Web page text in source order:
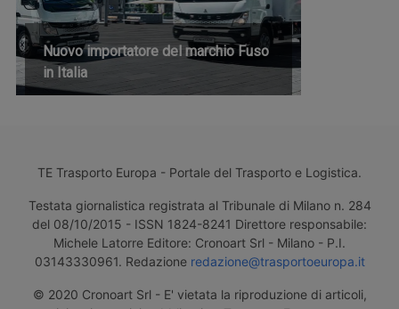
Nuovo importatore del marchio Fuso
in Italia
TE Trasporto Europa - Portale del Trasporto e Logistica.
Testata giornalistica registrata al Tribunale di Milano n. 284
del 08/10/2015 - ISSN 1824-8241 Direttore responsabile:
Michele Latorre Editore: Cronoart Srl - Milano - P.I.
03143330961. Redazione redazione@trasportoeuropa.it
© 2020 Cronoart Srl - E' vietata la riproduzione di articoli,